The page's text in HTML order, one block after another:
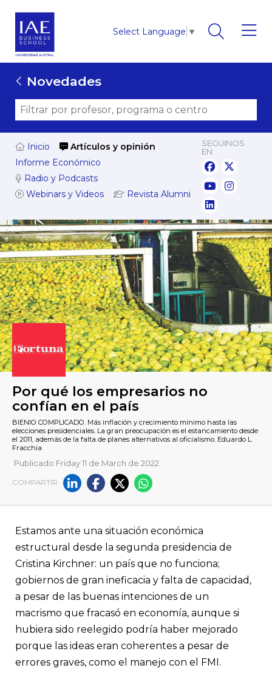
Select Language ▼
Novedades
Inicio
Artículos y opinión
Informe Económico
Radio y Podcasts
Webinars y Videos
Revista Alumni
SEGUINOS
EN
Por qué los empresarios no
BIENIO COMPLICADO. Más inflación y crecimiento mínimo
el 2011, además de la falta de planes alternativos al oficialismo.
Fracchia
Publicado Friday 11 de March de 2022
COMPARTIR
​Estamos ante una situación económica
estructural desde la segunda presidencia de
Cristina Kirchner: un país que no funciona;
gobiernos de gran ineficacia y falta de capacidad,
a pesar de las buenas intenciones de un
macrismo que fracasó en economía, aunque si
hubiera sido reelegido podría haber mejorado
porque las ideas eran coherentes a pesar de
errores graves, como el manejo con el FMI.